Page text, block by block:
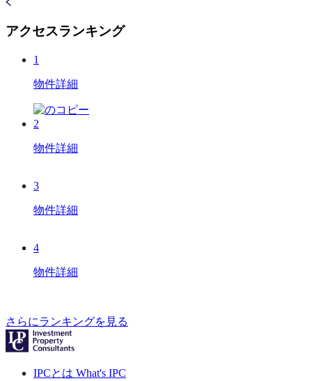
アクセスランキング
1
物件詳細
2
物件詳細
3
物件詳細
4
物件詳細
さらにランキングを見る
IPCとは What's IPC